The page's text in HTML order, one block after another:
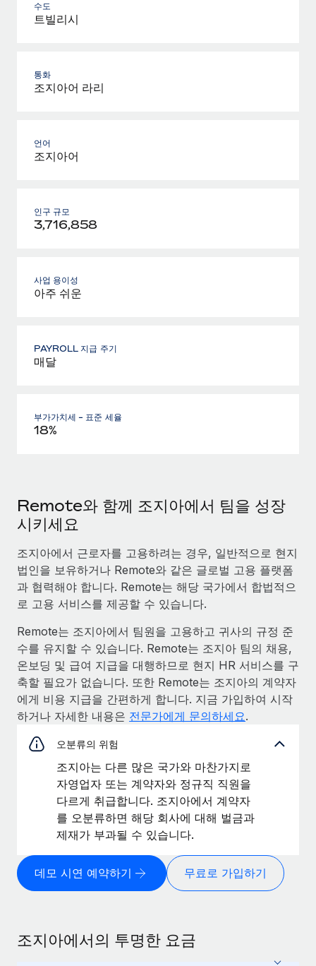
수도
트빌리시
통화
조지아어 라리
언어
조지아어
인구 규모
3,716,858
사업 용이성
아주 쉬운
PAYROLL 지급 주기
매달
부가가치세 - 표준 세율
18%
Remote와 함께 조지아에서 팀을 성장
시키세요
조지아에서 근로자를 고용하려는 경우, 일반적으로 현지
법인을 보유하거나 Remote와 같은 글로벌 고용 플랫폼
과 협력해야 합니다. Remote는 해당 국가에서 합법적으
로 고용 서비스를 제공할 수 있습니다.
Remote는 조지아에서 팀원을 고용하고 귀사의 규정 준
수를 유지할 수 있습니다. Remote는 조지아 팀의 채용,
온보딩 및 급여 지급을 대행하므로 현지 HR 서비스를 구
축할 필요가 없습니다. 또한 Remote는 조지아의 계약자
에게 비용 지급을 간편하게 합니다. 지금 가입하여 시작
하거나 자세한 내용은 전문가에게 문의하세요.
오분류의 위험
조지아는 다른 많은 국가와 마찬가지로
자영업자 또는 계약자와 정규직 직원을
다르게 취급합니다. 조지아에서 계약자
를 오분류하면 해당 회사에 대해 벌금과
제재가 부과될 수 있습니다.
데모 시연 예약하기 무료로 가입하기
조지아에서의 투명한 요금